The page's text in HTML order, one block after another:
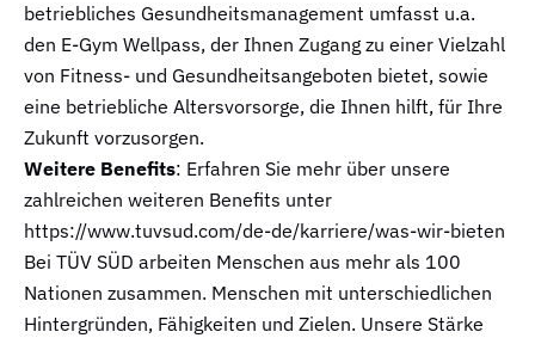
betriebliches Gesundheitsmanagement umfasst u.a.
den E-Gym Wellpass, der Ihnen Zugang zu einer Vielzahl
von Fitness- und Gesundheitsangeboten bietet, sowie
eine betriebliche Altersvorsorge, die Ihnen hilft, für Ihre
Zukunft vorzusorgen.
Weitere Benefits: Erfahren Sie mehr über unsere
zahlreichen weiteren Benefits unter
https://www.tuvsud.com/de-de/karriere/was-wir-bieten
Bei TÜV SÜD arbeiten Menschen aus mehr als 100
Nationen zusammen. Menschen mit unterschiedlichen
Hintergründen, Fähigkeiten und Zielen. Unsere Stärke